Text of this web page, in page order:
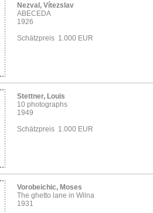
Nezval, Vítezslav
ABECEDA
1926
Schätzpreis 1.000 EUR
Stettner, Louis
10 photographs
1949
Schätzpreis 1.000 EUR
Vorobeichic, Moses
The ghetto lane in Wilna
1931